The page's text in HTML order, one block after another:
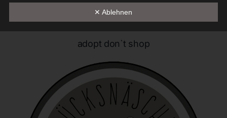
adopt don`t shop
beim Erlass der Datenschutz-Grundverordnung (DS-GVO)
verwendet wurden. Unsere Datenschutzerklärung soll sowohl für
Geschäftspartner einfach lesbar und verständlich sein. Um dies
zu gewährleisten, möchten wir vorab die verwendeten
Wir verwenden in dieser Datenschutzerklärung unter anderem
die folgenden Begriffe:
a) personenbezogene Daten
✕ Ablehnen